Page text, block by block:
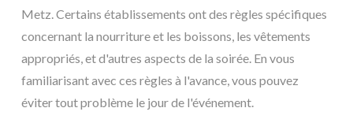
Metz. Certains établissements ont des règles spécifiques
concernant la nourriture et les boissons, les vêtements
appropriés, et d'autres aspects de la soirée. En vous
familiarisant avec ces règles à l'avance, vous pouvez
éviter tout problème le jour de l'événement.